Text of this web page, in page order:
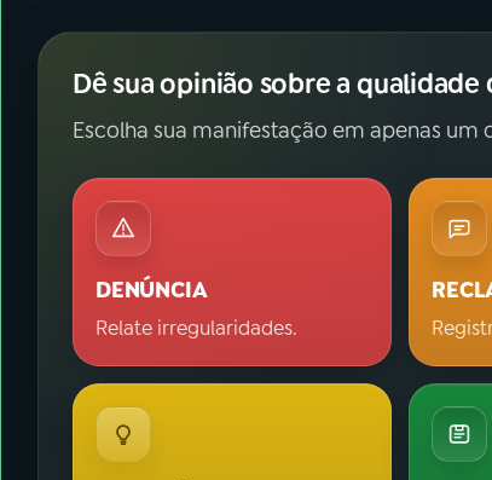
Dê sua opinião sobre a
Escolha sua manifestação em apenas um
DENÚNCIA
Relate irregularidades.